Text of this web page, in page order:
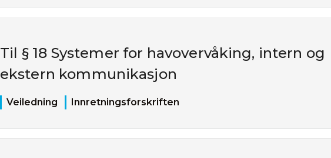
Til § 18 Systemer for havovervåking, intern og
ekstern kommunikasjon
Veiledning Innretningsforskriften